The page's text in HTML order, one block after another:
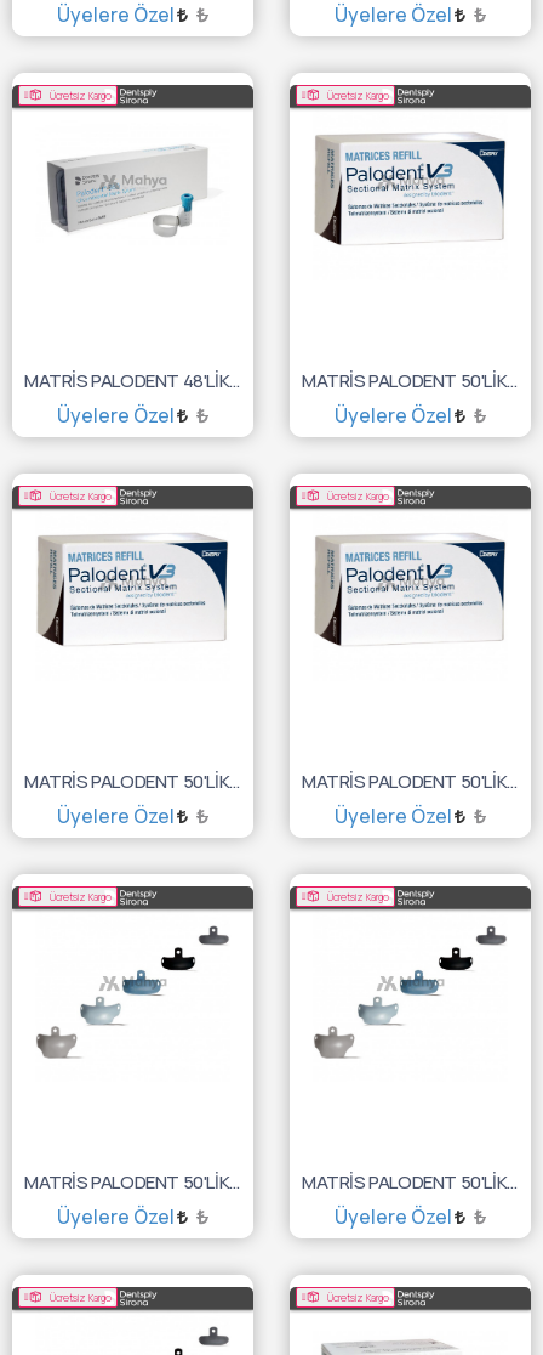
Üyelere Özel ₺
SEPETE EKLE
Üyelere Özel ₺
SEPETE EKLE
Ücretsiz Kargo
MATRİS PALODENT 48'LİK 360 4.5MM 659601
Üyelere Özel ₺
SEPETE EKLE
Ücretsiz Kargo
MATRİS PALODENT 50'LİK 5.5MM TEFLONSUZ 659730V
Üyelere Özel ₺
SEPETE EKLE
Ücretsiz Kargo
MATRİS PALODENT 50'LİK 4.5MM TEFLONSUZ 659720V
Üyelere Özel ₺
SEPETE EKLE
Ücretsiz Kargo
MATRİS PALODENT 50'LİK 3.5MM TEFLONSUZ 659710V
Üyelere Özel ₺
SEPETE EKLE
Ücretsiz Kargo
MATRİS PALODENT 50'LİK 5.5MM TEFLONLU 659630V
Üyelere Özel ₺
SEPETE EKLE
Ücretsiz Kargo
MATRİS PALODENT 50'LİK 4.5MM TEFLONLU 659620V
Üyelere Özel ₺
SEPETE EKLE
Ücretsiz Kargo Ücretsiz Kargo